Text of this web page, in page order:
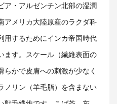
ア・アルゼンチン北部の湿潤
アメリカ大陸原産のラクダ科
用するためにインカ帝国時代
す。
スケール（繊維表面の
らかで皮膚への刺激が少なく
ノリン（羊毛脂）を含まない